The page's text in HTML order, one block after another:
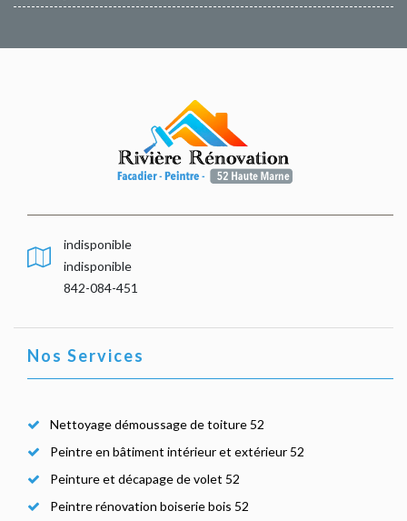
indisponible
indisponible
842-084-451
Nos Services
Nettoyage démoussage de toiture 52
Peintre en bâtiment intérieur et extérieur 52
Peinture et décapage de volet 52
Peintre rénovation boiserie bois 52